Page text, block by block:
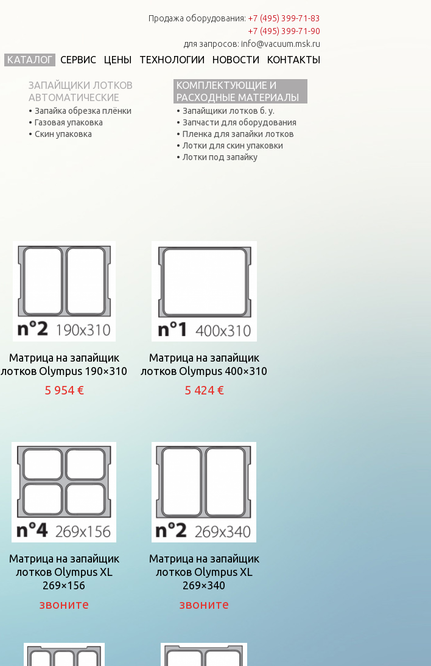
Продажа оборудования: +7 (495) 399-71-83
+7 (495) 399-71-90
для запросов: info@vacuum.msk.ru
КАТАЛОГ СЕРВИС ЦЕНЫ ТЕХНОЛОГИИ НОВОСТИ КОНТАКТЫ
ЗАПАЙЩИКИ ЛОТКОВ
АВТОМАТИЧЕСКИЕ
Запайка обрезка плёнки
Газовая упаковка
Скин упаковка
КОМПЛЕКТУЮЩИЕ И
РАСХОДНЫЕ МАТЕРИАЛЫ
Запайщики лотков б. у.
Запчасти для оборудования
Пленка для запайки лотков
Лотки для скин упаковки
Лотки под запайку
Матрица на запайщик
лотков Olympus 190×310
5 954 €
Матрица на запайщик
лотков Olympus 400×310
5 424 €
Матрица на запайщик
лотков Olympus XL
269×156
звоните
Матрица на запайщик
лотков Olympus XL
269×340
звоните